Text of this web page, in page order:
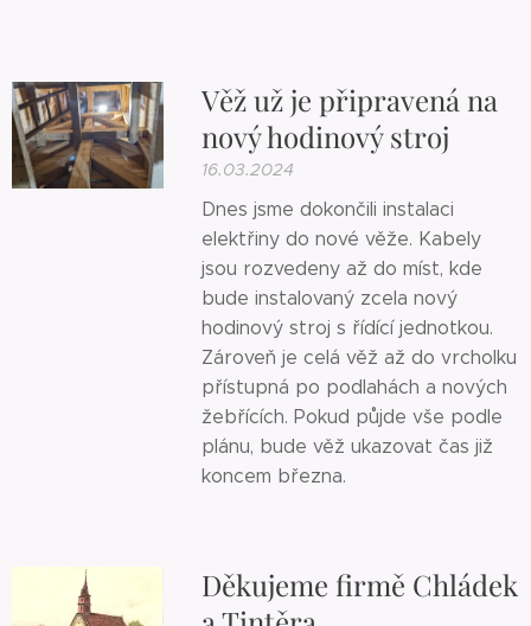
Věž už je připravená na
nový hodinový stroj
16.03.2024
Dnes jsme dokončili instalaci
elektřiny do nové věže. Kabely
jsou rozvedeny až do míst, kde
bude instalovaný zcela nový
hodinový stroj s řídící jednotkou.
Zároveň je celá věž až do vrcholku
přístupná po podlahách a nových
žebřících. Pokud půjde vše podle
plánu, bude věž ukazovat čas již
koncem března.
Děkujeme firmě Chládek